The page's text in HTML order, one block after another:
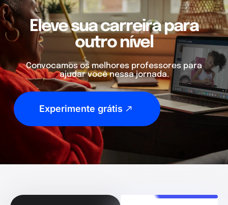
Eleve sua carreira para
outro nível
Convocamos os melhores professores para
ajudar você nessa jornada.
Experimente grátis